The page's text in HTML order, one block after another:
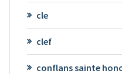
cle
clef
conflans sainte